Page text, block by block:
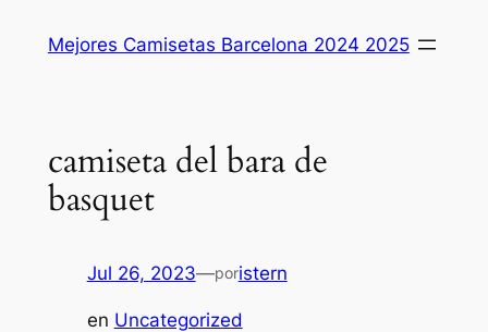
Mejores Camisetas Barcelona 2024 2025
camiseta del bara de
basquet
Jul 26, 2023—poristern
en Uncategorized